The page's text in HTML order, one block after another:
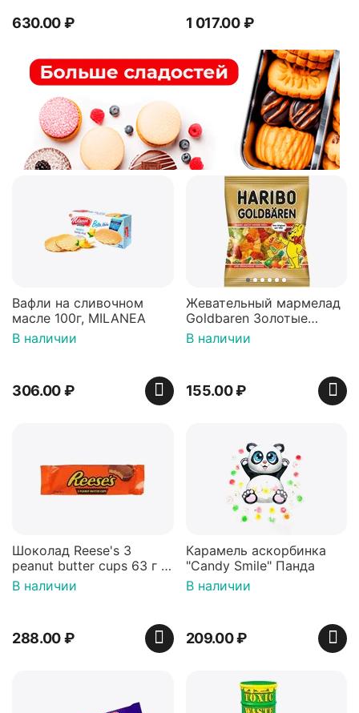
630.00₽ 1 017.00 ₽
Вафли на сливочном
масле 100г, MILANEA
В наличии
306.00₽
Жевательный мармелад
Goldbaren Золотые
мишки 100г, Германия
В наличии
155.00₽
Шоколад Reese's 3
peanut butter cups 63 г с
арахисовой пастой
В наличии
288.00₽
Карамель аскорбинка
"Candy Smile" Панда
В наличии
209.00₽